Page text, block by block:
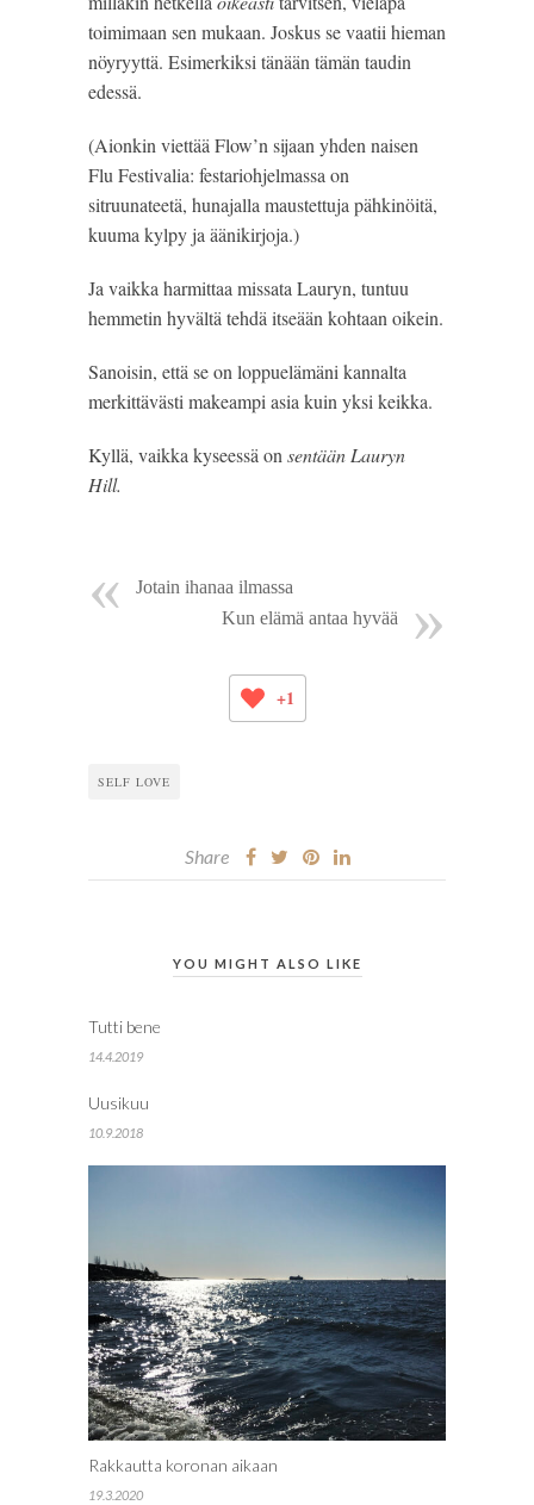
toimimaan sen mukaan. Joskus se vaatii hieman
nöyryyttä. Esimerkiksi tänään tämän taudin
edessä.
(Aionkin viettää Flow’n sijaan yhden naisen
Flu Festivalia: festariohjelmassa on
sitruunateetä, hunajalla maustettuja pähkinöitä,
kuuma kylpy ja äänikirjoja.)
Ja vaikka harmittaa missata Lauryn, tuntuu
hemmetin hyvältä tehdä itseään kohtaan oikein.
Sanoisin, että se on loppuelämäni kannalta
merkittävästi makeampi asia kuin yksi keikka.
Kyllä, vaikka kyseessä on sentään Lauryn
Hill.
Jotain ihanaa ilmassa
Kun elämä antaa hyvää
+1
SELF LOVE
Share
YOU MIGHT ALSO LIKE
Tutti bene
14.4.2019
Uusikuu
10.9.2018
Rakkautta koronan aikaan
19.3.2020